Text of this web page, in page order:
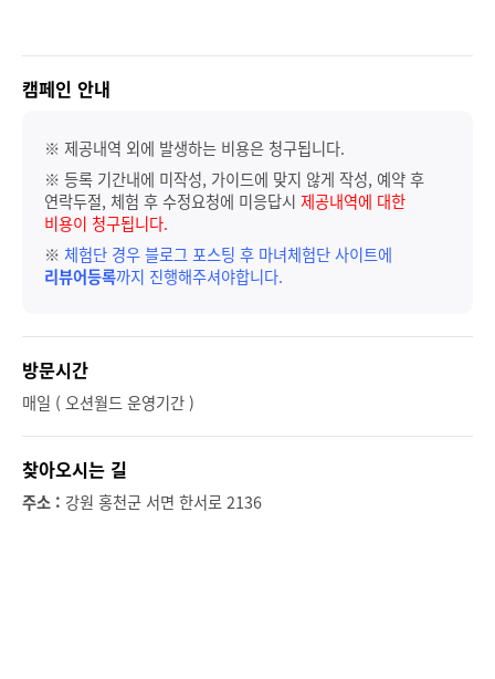
캠페인 안내
※ 제공내역 외에 발생하는 비용은 청구됩니다.
※ 등록 기간내에 미작성, 가이드에 맞지 않게 작성, 예약 후
연락두절, 체험 후 수정요청에 미응답시 제공내역에 대한
비용이 청구됩니다.
※ 체험단 경우 블로그 포스팅 후 마녀체험단 사이트에
리뷰어등록까지 진행해주셔야합니다.
방문시간
매일 ( 오션월드 운영기간 )
찾아오시는 길
주소 : 강원 홍천군 서면 한서로 2136